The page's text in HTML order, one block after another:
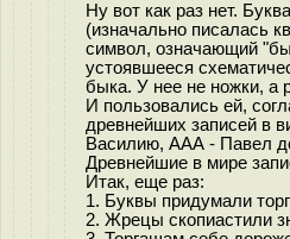
Ну вот как раз нет.
(изначально писалась
символ, означающий
устоявшееся
быка. У нее не ножки, а
И пользовались ей,
древнейших записей в
Василию, ААА - Павел
Древнейшие в мире
Итак, еще раз:
1. Буквы придумали
2. Жрецы скопиастили